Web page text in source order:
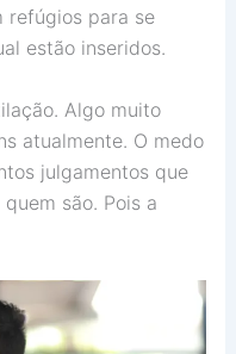
refúgios para se
estão inseridos.
Algo muito
atualmente. O medo
julgamentos que
são. Pois a